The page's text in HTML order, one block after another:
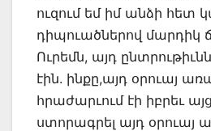
ուզում եմ իմ անձի հետ
դիպուածներով մարդիկ
Ուրեմն, այդ
էին. ինքը,այդ օրուայ
հրաժարւում էի իբրեւ
ստորագրել այդ օրուայ